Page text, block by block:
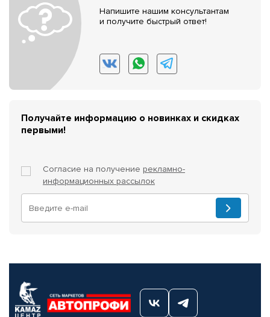
Напишите нашим консультантам
и получите быстрый ответ!
Получайте информацию о новинках и скидках
первыми!
Согласие на получение рекламно-
информационных рассылок